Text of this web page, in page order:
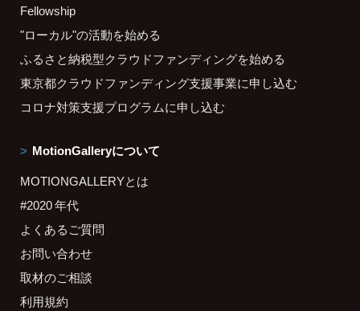
Fellowship
"ローカル"の活動を始める
ふるさと納税型クラウドファンディングを始める
東京都クラウドファンディング支援事業に申し込む
コロナ対策支援プログラムに申し込む
MotionGalleryについて
MOTIONGALLERYとは
#2020 年代
よくあるご質問
お問い合わせ
取材のご相談
利用規約